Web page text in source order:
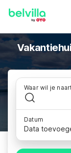
Waar wil je
Datum
Data